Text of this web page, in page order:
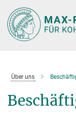
Hauptinhalt
Über uns